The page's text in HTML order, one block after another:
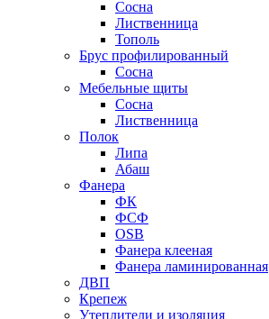
Сосна
Лиственница
Тополь
Брус профилированный
Сосна
Мебельные щиты
Сосна
Лиственница
Полок
Липа
Абаш
Фанера
ФК
ФСФ
OSB
Фанера клееная
Фанера ламинированная
ДВП
Крепеж
Утеплители и изоляция